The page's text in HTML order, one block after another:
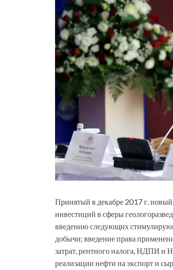
Принятый в декабре 2017 г.
инвестиций в сферы
введению следующих
добычи; введение права
затрат, рентного налога, НДПИ и
реализации нефти на экспорт и